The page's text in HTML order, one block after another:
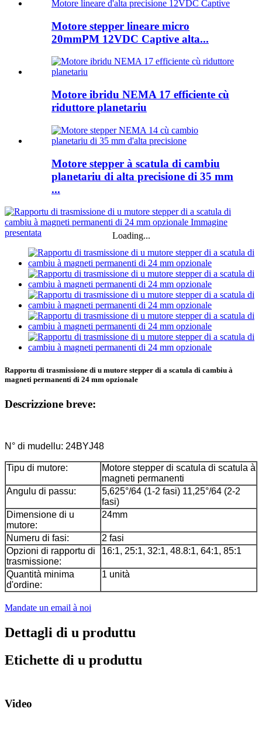
Motore stepper lineare micro
20mmPM 12VDC Captive alta...
Motore ibridu NEMA 17 efficiente cù
riduttore planetariu
Motore stepper à scatula di cambiu
planetariu di alta precisione di 35 mm
...
Loading...
Rapportu di trasmissione di u mutore stepper di a scatula di cambiu à
magneti permanenti di 24 mm opzionale
Descrizzione breve:
N° di mudellu: 24BYJ48
Tipu di mutore:
Motore stepper di scatula di scatula à
magneti permanenti
Angulu di passu:
5,625°/64 (1-2 fasi) 11,25°/64 (2-2
fasi)
Dimensione di u
mutore:
24mm
Numeru di fasi:
2 fasi
Opzioni di rapportu di
trasmissione:
16:1, 25:1, 32:1, 48.8:1, 64:1, 85:1
Quantità minima
d'ordine:
1 unità
Mandate un email à noi
Dettagli di u produttu
Etichette di u produttu
Video